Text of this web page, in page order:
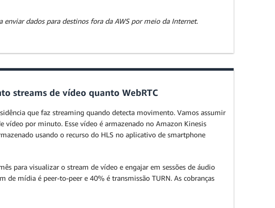
enviar dados para destinos fora da AWS por meio da Internet.
streams de vídeo quanto WebRTC
que faz streaming quando detecta movimento. Vamos assumir
por minuto. Esse vídeo é armazenado no Amazon Kinesis
usando o recurso do HLS no aplicativo de smartphone
para visualizar o stream de vídeo e engajar em sessões de áudio
mídia é peer-to-peer e 40% é transmissão TURN. As cobranças